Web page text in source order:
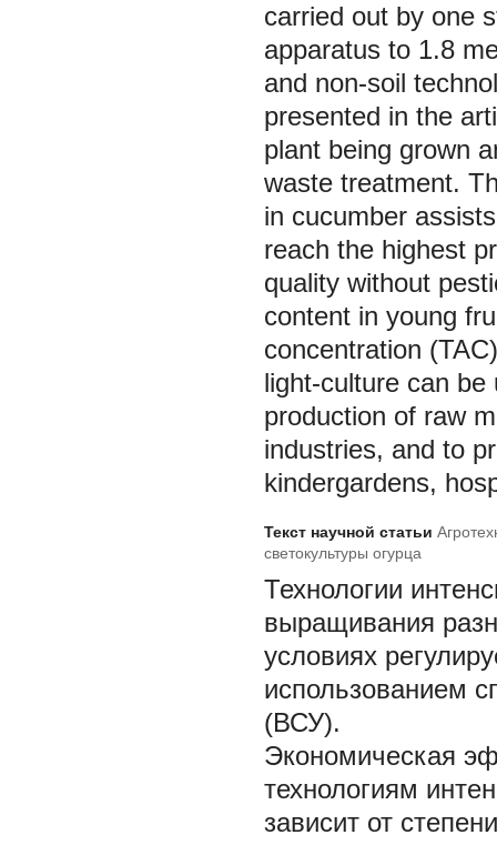
carried out by one
apparatus to 1.8
and non-soil
presented in the
plant being grown
waste treatment.
in cucumber
reach the highest
quality without
content in young
concentration
light-culture can
production of raw
industries, and to
kindergardens,
Текст научной статьи
светокультуры огурца
Технологии
выращивания
условиях
использованием
(ВСУ).
Экономическая
технологиям
зависит от